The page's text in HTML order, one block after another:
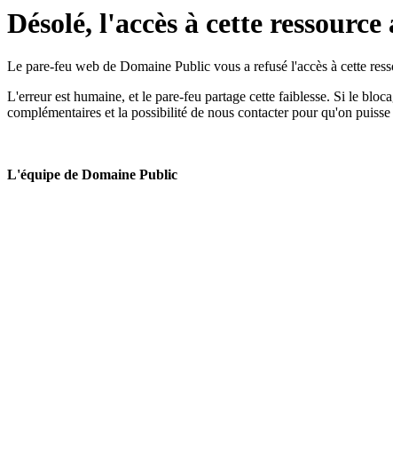
Désolé, l'accès à cette
Le pare-feu web de Domaine Public vous a refusé l'accès à cette
L'erreur est humaine, et le pare-feu partage cette faiblesse. Si le
complémentaires et la possibilité de nous contacter pour qu'on
L'équipe de Domaine Public